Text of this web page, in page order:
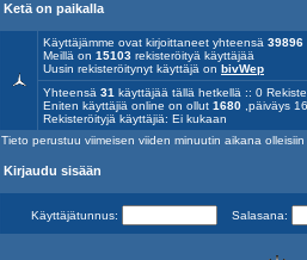
Ketä on paikalla
Käyttäjämme ovat kirjoittaneet yhteensä 39896
Meillä on 15103 rekisteröityä käyttäjää
Uusin rekisteröitynyt käyttäjä on bivWep
Yhteensä 31 käyttäjää tällä hetkellä :: 0
Eniten käyttäjiä online on ollut 1680 ,päiväys
Rekisteröityjä käyttäjiä: Ei kukaan
Tieto perustuu viimeisen viiden minuutin aikana
Kirjaudu sisään
Käyttäjätunnus: Salasana: